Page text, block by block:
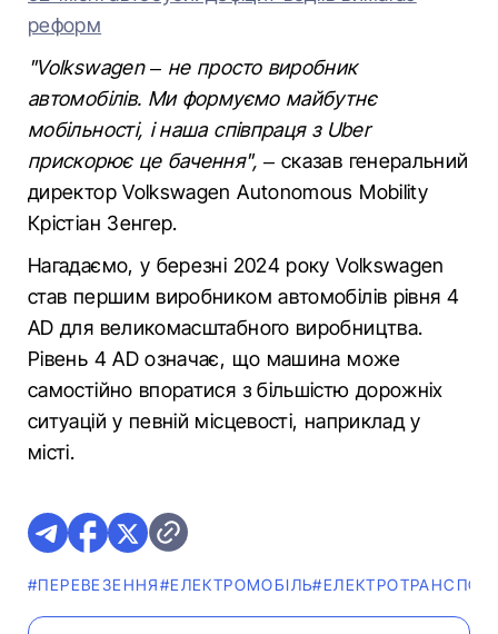
реформ
"Volkswagen – не просто виробник
автомобілів. Ми формуємо майбутнє
мобільності, і наша співпраця з Uber
прискорює це бачення", – сказав генеральний
директор Volkswagen Autonomous Mobility
Крістіан Зенгер.
Нагадаємо, у березні 2024 року Volkswagen
став першим виробником автомобілів рівня 4
AD для великомасштабного виробництва.
Рівень 4 AD означає, що машина може
самостійно впоратися з більшістю дорожніх
ситуацій у певній місцевості, наприклад у
місті.
#ПЕРЕВЕЗЕННЯ#ЕЛЕКТРОМОБІЛЬ